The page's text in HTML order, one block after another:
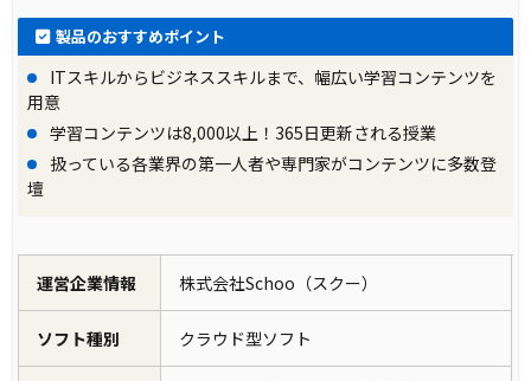
製品のおすすめポイント
ITスキルからビジネススキルまで、幅広い学習コンテンツを
用意
学習コンテンツは8,000以上！365日更新される授業
扱っている各業界の第一人者や専門家がコンテンツに多数登
壇
運営企業情報 株式会社Schoo（スクー）
ソフト種別 クラウド型ソフト